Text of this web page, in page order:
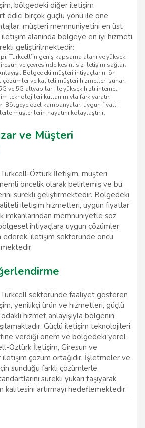
bölgedeki diğer iletişim
edici birçok güçlü yönü ile öne
müşteri memnuniyetini en üst
iletişim alanında bölgeye en iyi hizmeti
geliştirilmektedir:
Turkcell’in geniş kapsama alanı ve yüksek
ve çevresinde kesintisiz iletişim sağlar.
Bölgedeki müşteri ihtiyaçlarını ön
ve kaliteli müşteri hizmetleri sunar.
ve 5G altyapıları ile yüksek hızlı internet
teknolojileri kullanımıyla fark yaratır.
Bölgeye özel kampanyalar, uygun fiyatlı
müşterilerin hayatını kolaylaştırır.
ve Müşteri
Öztürk İletişim, müşteri
öncelik olarak belirlemiş ve bu
sürekli geliştirmektedir. Bölgedeki
iletişim hizmetleri, uygun fiyatlar
imkanlarından memnuniyetle söz
ihtiyaçlara uygun çözümler
iletişim sektöründe öncü
sektöründe faaliyet gösteren
yenilikçi ürün ve hizmetleri, güçlü
hizmet anlayışıyla bölgenin
Güçlü iletişim teknolojileri,
verdiği önem ve bölgedeki yerel
Öztürk İletişim, Giresun ve
çözüm ortağıdır. İşletmeler ve
sunduğu farklı çözümlerle,
sürekli yukarı taşıyarak,
kalitesini artırmayı hedeflemektedir.